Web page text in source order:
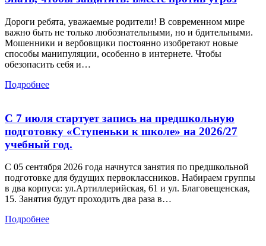
Дороги ребята, уважаемые родители! В современном мире
важно быть не только любознательными, но и бдительными.
Мошенники и вербовщики постоянно изобретают новые
способы манипуляции, особенно в интернете. Чтобы
обезопасить себя и…
Подробнее
С 7 июля стартует запись на предшкольную
подготовку «Ступеньки к школе» на 2026/27
учебный год.
С 05 сентября 2026 года начнутся занятия по предшкольной
подготовке для будущих первоклассников. Набираем группы
в два корпуса: ул.Артиллерийская, 61 и ул. Благовещенская,
15. Занятия будут проходить два раза в…
Подробнее